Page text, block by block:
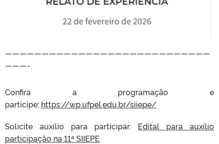
————————————————————————————
———-
Confira a programação e
participe: https://wp.ufpel.edu.br/siiepe/
Solicite auxílio para participar: Edital para auxílio
participação na 11ª SIIEPE